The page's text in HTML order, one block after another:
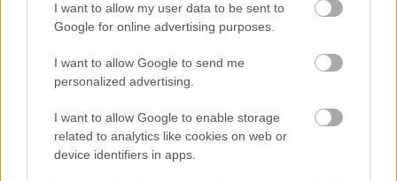
I want to allow my user data to be sent to
Google for online advertising purposes.
I want to allow Google to send me
personalized advertising.
I want to allow Google to enable storage
related to analytics like cookies on web or
device identifiers in apps.
hanem alapelvként kezeli – hangsúlyozva az
átláthatóságot, az adatminimalizálást, a
beleegyezést és a „beépített adatvédelmet”
(privacy by design). Ez a megközelítés csökkenti
a hosszú távú kockázatokat és mélyebb
bizalmat épít a vásárlókban.
Válságállóság és Globális Skálázhatóság
A gazdasági bizonytalanság próbára teszi a